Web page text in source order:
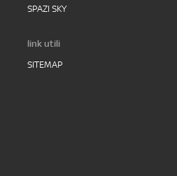
SPAZI SKY
link utili
SITEMAP